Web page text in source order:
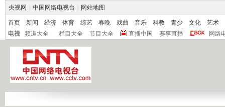
央视网 中国网络电视台 网站地图
首页 新闻 经济 体育 综艺 春晚 戏曲 音乐 科教 青少 文化
艺术
电视
频道大全 栏目大全 节目大全 直播中国 赛事直播 网络